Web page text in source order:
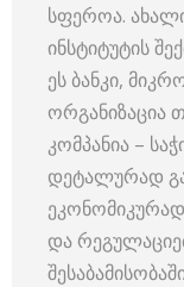
სფეროა.
ინსტიტუტის
ეს ბანკი,
ორგანიზაცია
კომპანია –
დეტალურად
და